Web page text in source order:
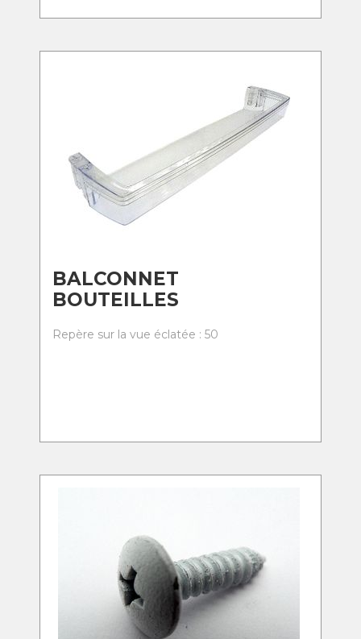
BALCONNET
BOUTEILLES
Repère sur la vue éclatée : 50